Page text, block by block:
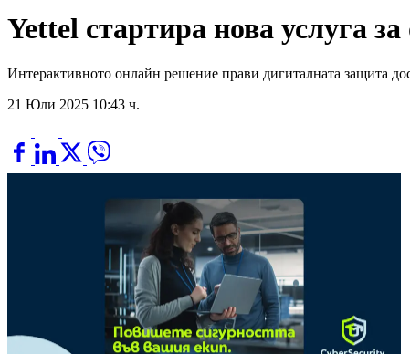
Yettel стартира нова услуга
Интерактивното онлайн решение прави дигиталната защита
21 Юли 2025 10:43 ч.